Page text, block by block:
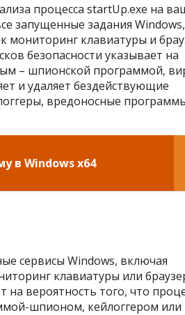
процесса startUp.exe на
запущенные задания Windows,
мониторинг клавиатуры и
безопасности указывает на
– шпионской программой,
и удаляет бездействующие
вредоносные
в Windows x64
сервисы Windows, включая
клавиатуры или
вероятность того, что
шпионом, кейлоггером или